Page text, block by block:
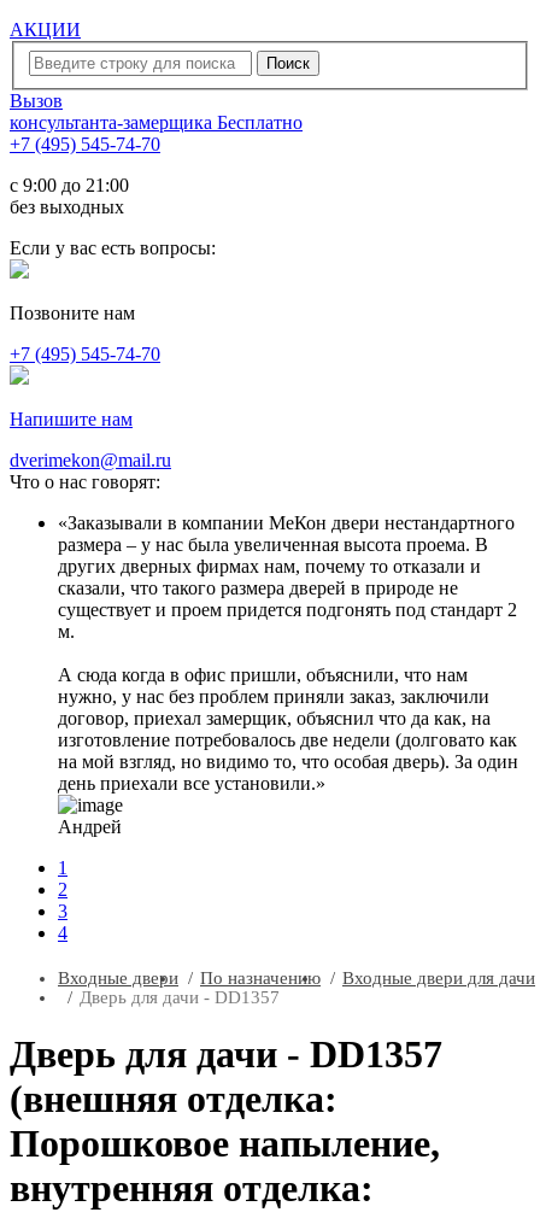
АКЦИИ
Вызов
консультанта-замерщика Бесплатно
+7 (495) 545-74-70
c 9:00 до 21:00
без выходных
Если у вас есть вопросы:
Позвоните нам
+7 (495) 545-74-70
Напишите нам
dverimekon@mail.ru
Что о нас говорят:
Заказывали в компании МеКон двери нестандартного
размера – у нас была увеличенная высота проема. В
других дверных фирмах нам, почему то отказали и
сказали, что такого размера дверей в природе не
существует и проем придется подгонять под стандарт 2
м.
А сюда когда в офис пришли, объяснили, что нам
нужно, у нас без проблем приняли заказ, заключили
договор, приехал замерщик, объяснил что да как, на
изготовление потребовалось две недели (долговато как
на мой взгляд, но видимо то, что особая дверь). За один
день приехали все установили.
Андрей
1
2
3
4
Входные двери По назначению
Входные двери для дачи
Дверь для дачи - DD1357
Дверь для дачи - DD1357
(внешняя отделка:
Порошковое напыление,
внутренняя отделка: